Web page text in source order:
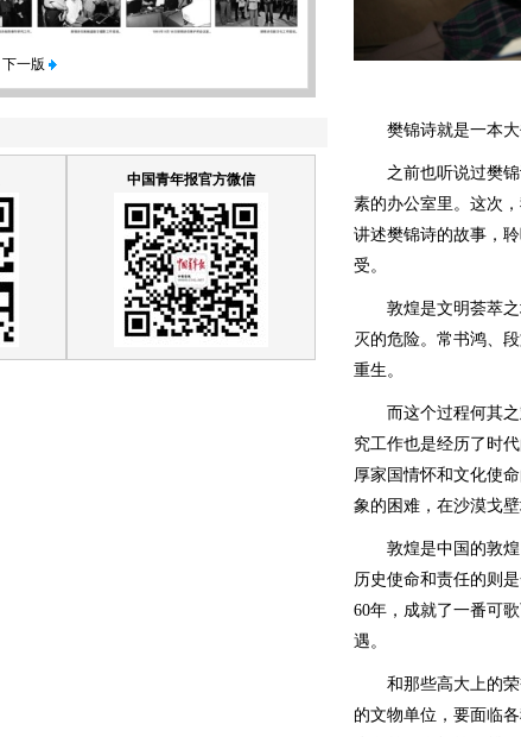
下一版
中国青年报官方微信
樊锦诗就是一本大
之前也听说过樊锦
素的办公室里。这次
讲述樊锦诗的故事，
受。
敦煌是文明荟萃之
灭的危险。常书鸿、
重生。
而这个过程何其之
究工作也是经历了时
厚家国情怀和文化使
象的困难，在沙漠戈
敦煌是中国的敦煌
历史使命和责任的则
60年，成就了一番可
遇。
和那些高大上的荣
的文物单位，要面临